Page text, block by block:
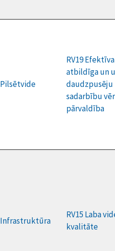
Pilsētvide
RV19
atbildīga un
daudzpusēju
sadarbību
pārvaldība
Infrastruktūra
RV15 Laba
kvalitāte